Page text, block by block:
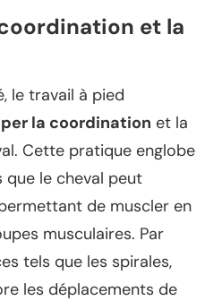
et la
le travail à pied
la coordination et la
Cette pratique englobe
que le cheval peut
de muscler en
musculaires. Par
tels que les spirales,
les déplacements de